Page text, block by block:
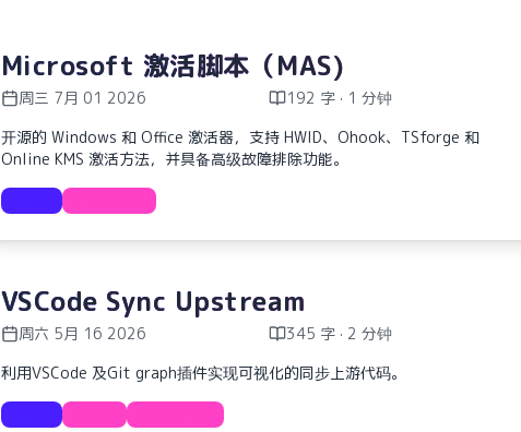
Microsoft 激活脚本（MAS)
周三 7月 01 2026
192 字 · 1 分钟
开源的 Windows 和 Office 激活器，支持 HWID、Ohook、TSforge 和
Online KMS 激活方法，并具备高级故障排除功能。
VSCode Sync Upstream
周六 5月 16 2026
345 字 · 2 分钟
利用VSCode 及Git graph插件实现可视化的同步上游代码。